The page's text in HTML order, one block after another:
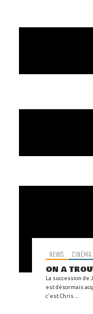
NEWS CINÉMA
ON A
La succession de
est désormais
c'est Chris ...